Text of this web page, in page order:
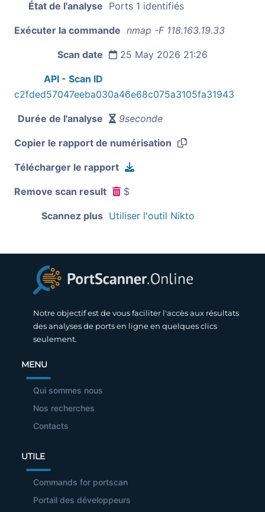
État de l'analyse Ports 1 identifiés
Exécuter la commande nmap -F 118.163.19.33
Scan date 25 May 2026 21:26
API - Scan ID
c2fded57047eeba030a46e68c075a3105fa31943
Durée de l'analyse 9seconde
Copier le rapport de numérisation
Télécharger le rapport
Remove scan result $
Scannez plus Utiliser l'outil Nikto
Notre objectif est de vous faciliter l'accès aux résultats
des analyses de ports en ligne en quelques clics
seulement.
MENU
Qui sommes nous
Nos recherches
Contacts
UTILE
Commands for portscan
Portail des développeurs